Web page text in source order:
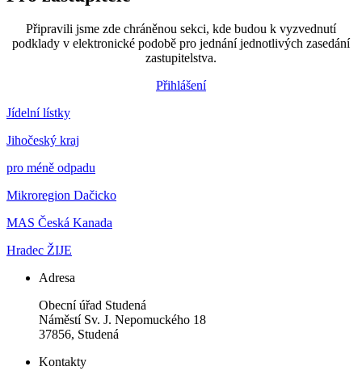
Připravili jsme zde chráněnou sekci, kde budou k vyzvednutí
podklady v elektronické podobě pro jednání jednotlivých zasedání
zastupitelstva.
Přihlášení
Jídelní lístky
Jihočeský kraj
pro méně odpadu
Mikroregion Dačicko
MAS Česká Kanada
Hradec ŽIJE
Adresa
Obecní úřad Studená
Náměstí Sv. J. Nepomuckého 18
37856, Studená
Kontakty